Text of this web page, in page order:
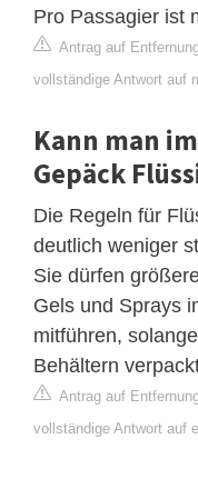
Pro Passagier ist
Antrag auf
vollständige Antwort auf
Kann man
Gepäck
Die Regeln für
deutlich weniger
Sie dürfen
Gels und Sprays
mitführen,
Behältern
Antrag auf
vollständige Antwort auf